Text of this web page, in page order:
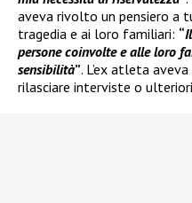
aveva rivolto un pensiero a
tragedia e ai loro familiari: “
persone coinvolte e alle loro
sensibilità”. L’ex atleta
rilasciare interviste o